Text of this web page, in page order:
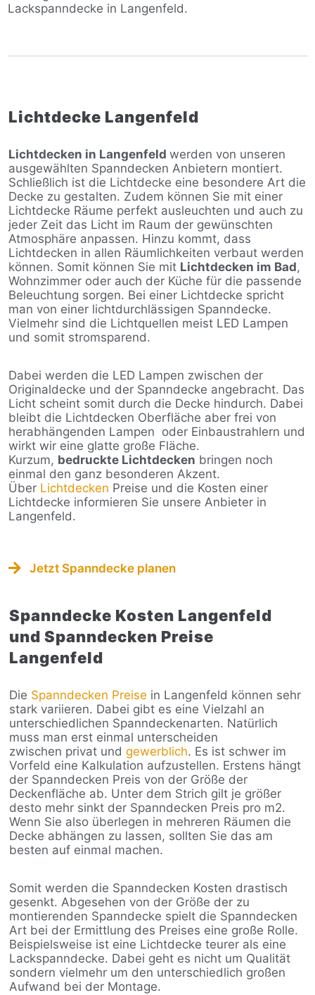
Lackspanndecke in Langenfeld.
Lichtdecke Langenfeld
Lichtdecken in Langenfeld werden von unseren
ausgewählten Spanndecken Anbietern montiert.
Schließlich ist die Lichtdecke eine besondere Art die
Decke zu gestalten. Zudem können Sie mit einer
Lichtdecke Räume perfekt ausleuchten und auch zu
jeder Zeit das Licht im Raum der gewünschten
Atmosphäre anpassen. Hinzu kommt, dass
Lichtdecken in allen Räumlichkeiten verbaut werden
können. Somit können Sie mit Lichtdecken im Bad,
Wohnzimmer oder auch der Küche für die passende
Beleuchtung sorgen. Bei einer Lichtdecke spricht
man von einer lichtdurchlässigen Spanndecke.
Vielmehr sind die Lichtquellen meist LED Lampen
und somit stromsparend.
Dabei werden die LED Lampen zwischen der
Originaldecke und der Spanndecke angebracht. Das
Licht scheint somit durch die Decke hindurch. Dabei
bleibt die Lichtdecken Oberfläche aber frei von
herabhängenden Lampen oder Einbaustrahlern und
wirkt wir eine glatte große Fläche.
Kurzum, bedruckte Lichtdecken bringen noch
einmal den ganz besonderen Akzent.
Über Lichtdecken Preise und die Kosten einer
Lichtdecke informieren Sie unsere Anbieter in
Langenfeld.
Jetzt Spanndecke planen
Spanndecke Kosten Langenfeld
und Spanndecken Preise
Langenfeld
Die Spanndecken Preise in Langenfeld können sehr
stark variieren. Dabei gibt es eine Vielzahl an
unterschiedlichen Spanndeckenarten. Natürlich
muss man erst einmal unterscheiden
zwischen privat und gewerblich. Es ist schwer im
Vorfeld eine Kalkulation aufzustellen. Erstens hängt
der Spanndecken Preis von der Größe der
Deckenfläche ab. Unter dem Strich gilt je größer
desto mehr sinkt der Spanndecken Preis pro m2.
Wenn Sie also überlegen in mehreren Räumen die
Decke abhängen zu lassen, sollten Sie das am
besten auf einmal machen.
Somit werden die Spanndecken Kosten drastisch
gesenkt. Abgesehen von der Größe der zu
montierenden Spanndecke spielt die Spanndecken
Art bei der Ermittlung des Preises eine große Rolle.
Beispielsweise ist eine Lichtdecke teurer als eine
Lackspanndecke. Dabei geht es nicht um Qualität
sondern vielmehr um den unterschiedlich großen
Aufwand bei der Montage.